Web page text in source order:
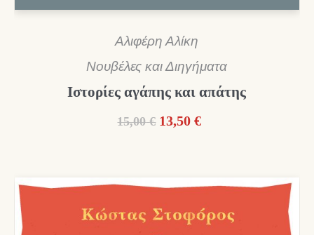
Αλιφέρη Αλίκη
Νουβέλες και Διηγήματα
Ιστορίες αγάπης και απάτης
15,00 € Original
13,50 €Η